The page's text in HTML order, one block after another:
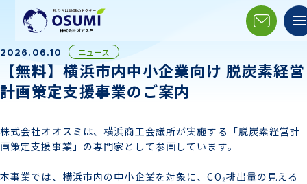
2026.06.10 ニュース
【無料】横浜市内中小企業向け 脱炭素経営
計画策定支援事業のご案内
株式会社オオスミは、横浜商工会議所が実施する「脱炭素経営計
画策定支援事業」の専門家として参画しています。
本事業では、横浜市内の中小企業を対象に、CO₂排出量の見える